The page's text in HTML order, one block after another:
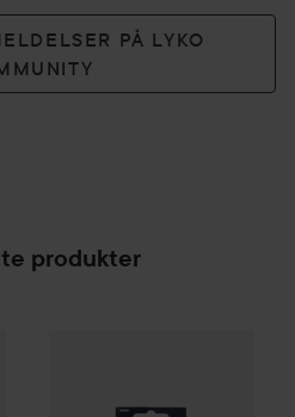
PÅ LYKO
produkter